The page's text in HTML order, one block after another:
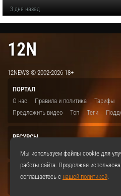
3 дня назад
12N
12NEWS © 2002-2026 18+
ПОРТАЛ
О нас
Правила и политика Тарифы
Предложить видео
Топ Теги
РЕСУРСЫ
Мы используем файлы cookie для
работы сайта. Продолжая
соглашаетесь с нашей политикой.